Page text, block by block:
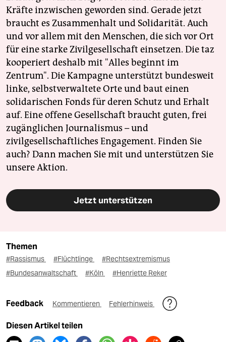
Kräfte inzwischen geworden sind. Gerade jetzt
braucht es Zusammenhalt und Solidarität. Auch
und vor allem mit den Menschen, die sich vor Ort
für eine starke Zivilgesellschaft einsetzen. Die taz
kooperiert deshalb mit "Alles beginnt im
Zentrum". Die Kampagne unterstützt bundesweit
linke, selbstverwaltete Orte und baut einen
solidarischen Fonds für deren Schutz und Erhalt
auf. Eine offene Gesellschaft braucht guten, frei
zugänglichen Journalismus – und
zivilgesellschaftliches Engagement. Finden Sie
auch? Dann machen Sie mit und unterstützen Sie
unsere Aktion.
Jetzt unterstützen
Themen
#Rassismus #Flüchtlinge
#Rechtsextremismus
#Bundesanwaltschaft
#Köln #Henriette Reker
Feedback Kommentieren Fehlerhinweis
Diesen Artikel teilen